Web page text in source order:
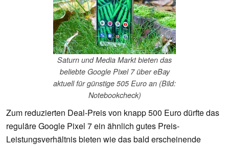
Saturn und Media Markt bieten das
beliebte Google Pixel 7 über eBay
aktuell für günstige 505 Euro an (Bild:
Notebookcheck)
Zum reduzierten Deal-Preis von knapp 500 Euro dürfte das
reguläre Google Pixel 7 ein ähnlich gutes Preis-
Leistungsverhältnis bieten wie das bald erscheinende